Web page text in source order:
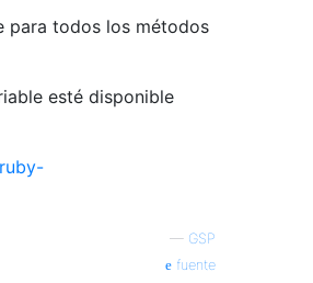
para todos los métodos
esté disponible
— GSP
fuente